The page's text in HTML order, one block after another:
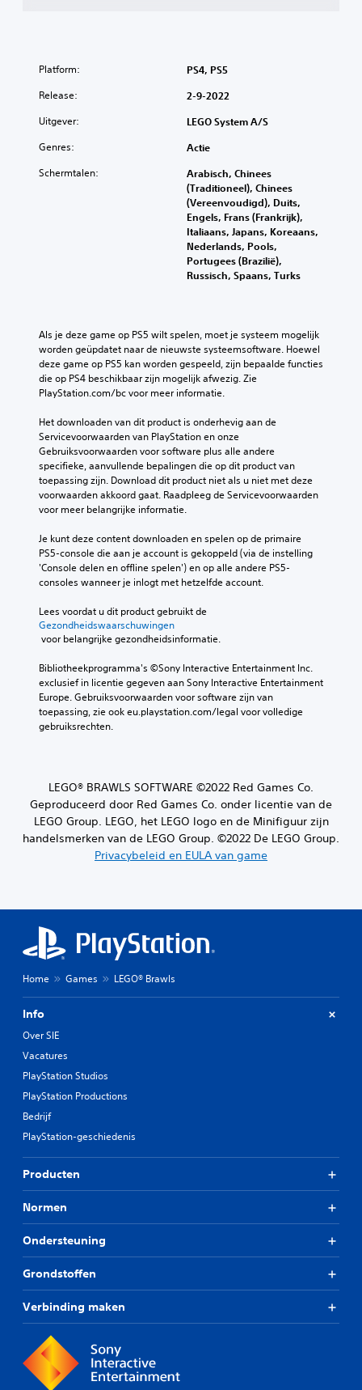
Platform: PS4, PS5
Release: 2-9-2022
Uitgever: LEGO System A/S
Genres: Actie
Schermtalen:
Arabisch, Chinees
(Traditioneel), Chinees
(Vereenvoudigd), Duits,
Engels, Frans (Frankrijk),
Italiaans, Japans, Koreaans,
Nederlands, Pools,
Portugees (Brazilië),
Russisch, Spaans, Turks
Als je deze game op PS5 wilt spelen, moet je systeem mogelijk
worden geüpdatet naar de nieuwste systeemsoftware. Hoewel
deze game op PS5 kan worden gespeeld, zijn bepaalde functies
die op PS4 beschikbaar zijn mogelijk afwezig. Zie
PlayStation.com/bc voor meer informatie.
Het downloaden van dit product is onderhevig aan de
Servicevoorwaarden van PlayStation en onze
Gebruiksvoorwaarden voor software plus alle andere
specifieke, aanvullende bepalingen die op dit product van
toepassing zijn. Download dit product niet als u niet met deze
voorwaarden akkoord gaat. Raadpleeg de Servicevoorwaarden
voor meer belangrijke informatie.
Je kunt deze content downloaden en spelen op de primaire
PS5-console die aan je account is gekoppeld (via de instelling
'Console delen en offline spelen') en op alle andere PS5-
consoles wanneer je inlogt met hetzelfde account.
Lees voordat u dit product gebruikt de
Gezondheidswaarschuwingen
voor belangrijke gezondheidsinformatie.
Bibliotheekprogramma's ©Sony Interactive Entertainment Inc.
exclusief in licentie gegeven aan Sony Interactive Entertainment
Europe. Gebruiksvoorwaarden voor software zijn van
toepassing, zie ook eu.playstation.com/legal voor volledige
gebruiksrechten.
LEGO® BRAWLS SOFTWARE ©2022 Red Games Co.
Geproduceerd door Red Games Co. onder licentie van de
LEGO Group. LEGO, het LEGO logo en de Minifiguur zijn
handelsmerken van de LEGO Group. ©2022 De LEGO Group.
Privacybeleid en EULA van game
Home Games LEGO® Brawls
Info
Over SIE
Vacatures
PlayStation Studios
PlayStation Productions
Bedrijf
PlayStation-geschiedenis
Producten
Normen
Ondersteuning
Grondstoffen
Verbinding maken